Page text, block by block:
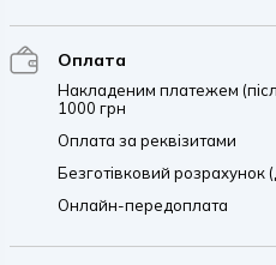
Оплата
Накладеним платежем
1000 грн
Оплата за реквізитами
Безготівковий розрахунок
Онлайн-передоплата